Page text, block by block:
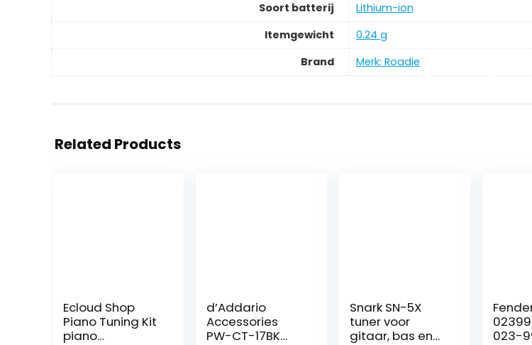
Soort batterij
‎Lithium-ion
Itemgewicht
‎0.24 g
Brand
Merk: Roadie
Related Products
Ecloud Shop
Piano Tuning Kit
piano
d’Addario
Accessories
PW-CT-17BK
Snark SN-5X
tuner voor
gitaar, bas en
023-